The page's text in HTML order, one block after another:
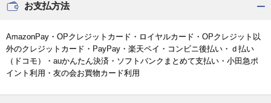
お支払方法
AmazonPay・OPクレジットカード・ロイヤルカード・OPクレジット以
外のクレジットカード・PayPay・楽天ペイ・コンビニ後払い・ｄ払い
（ドコモ）・auかんたん決済・ソフトバンクまとめて支払い・小田急ポ
イント利用・友の会お買物カード利用